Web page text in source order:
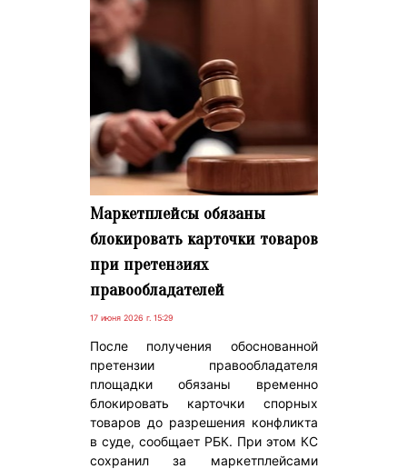
Маркетплейсы обязаны
блокировать карточки товаров
при претензиях
правообладателей
17 июня 2026 г. 15:29
После получения обоснованной
претензии правообладателя
площадки обязаны временно
блокировать карточки спорных
товаров до разрешения конфликта
в суде, сообщает РБК. При этом КС
сохранил за маркетплейсами